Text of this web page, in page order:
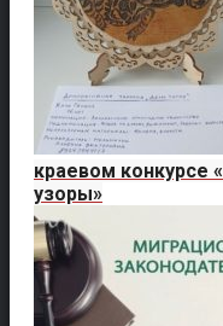
краевом конкурсе
узоры»